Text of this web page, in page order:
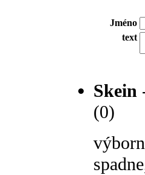
Jméno
text
Skein
(0)